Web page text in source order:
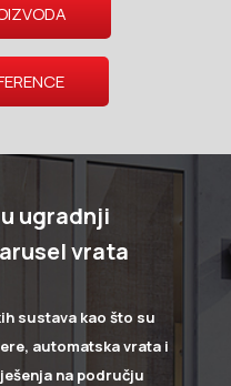
ugradnji
vrata
sustava kao što su
automatska vrata i
na području